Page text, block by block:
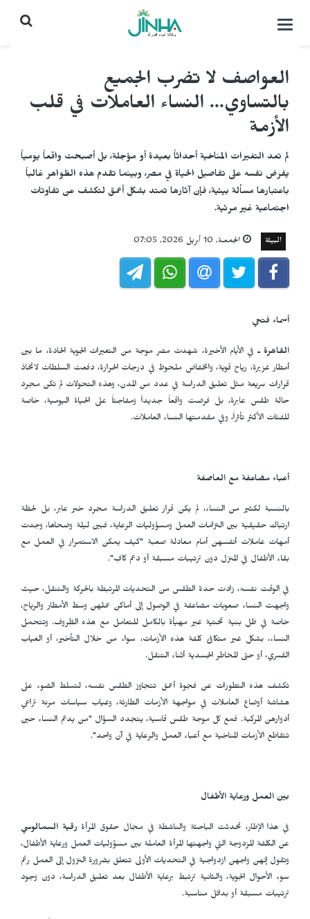
التحكم
العواصف لا تضرب الجميع
بالتساوي... النساء العاملات في قلب
الأزمة
لم تعد التغيرات المناخية أحداثاً بعيدة أو مؤجلة، بل أصبحت واقعاً يومياً
يفرض نفسه على تفاصيل الحياة في مصر، وبينما تقدم هذه الظواهر غالباً
باعتبارها مسألة بيئية، فإن آثارها تمتد بشكل أعمق لتكشف عن تفاوتات
اجتماعية غير مرئية.
البيئة الجمعـة, 10 أبريل 2026, 07:05
أسماء فتحي
القاهرة ـ في الأيام الأخيرة، شهدت مصر موجة من التغيرات الجوية الحادة، ما بين
أمطار غزيرة، رياح قوية، وانخفاض ملحوظ في درجات الحرارة، دفعت السلطات لاتخاذ
قرارات سريعة مثل تعليق الدراسة في عدد من المدن، وهذه التحولات لم تكن مجرد
حالة طقس عابرة، بل فرضت واقعاً جديداً ومفاجئاً على الحياة اليومية، خاصة
للفئات الأكثر تأثراً، وفي مقدمتها النساء العاملات.
أعباء مضاعفة مع العاصفة
بالنسبة لكثير من النساء، لم يكن قرار تعليق الدراسة مجرد خبر عابر، بل لحظة
ارتباك حقيقية بين التزامات العمل ومسؤوليات الرعاية، فبين ليلة وضحاها، وجدت
أمهات عاملات أنفسهن أمام معادلة صعبة "كيف يمكن الاستمرار في العمل مع
بقاء الأطفال في المنزل دون ترتيبات مسبقة أو دعم كافٍ".
في الوقت نفسه، زادت حدة الطقس من التحديات المرتبطة بالحركة والتنقل، حيث
واجهت النساء صعوبات مضاعفة في الوصول إلى أماكن عملهن وسط الأمطار والرياح،
خاصة في ظل بنية تحتية غير مهيأة بالكامل للتعامل مع هذه الظروف. وتتحمل
النساء، بشكل غير متكافئ كلفة هذه الأزمات، سواء من خلال التأخير، أو الغياب
القسري، أو حتى المخاطر الجسدية أثناء التنقل.
تكشف هذه التطورات عن فجوة أعمق تتجاوز الطقس نفسه، لتسلط الضوء على
هشاشة أوضاع العاملات في مواجهة الأزمات الطارئة، وغياب سياسات مرنة تراعي
أدوارهن المركبة. فمع كل موجة طقس قاسية، يتجدد السؤال "من يدعم النساء حين
تتقاطع الأزمات المناخية مع أعباء العمل والرعاية في آن واحد".
بين العمل ورعاية الأطفال
في هذا الإطار، تحدثت الباحثة والناشطة في مجال حقوق المرأة رقية السمالوسي
عن الكلفة المزدوجة التي واجهتها المرأة العاملة بين مسؤوليات العمل ورعاية الأطفال،
وتقول إنهن واجهن ازدواجية في التحديات الأولى تتعلق بضرورة النزول إلى العمل رغم
سوء الأحوال الجوية، والثانية ترتبط برعاية الأطفال بعد تعليق الدراسة، دون وجود
ترتيبات مسبقة أو بدائل مناسبة.